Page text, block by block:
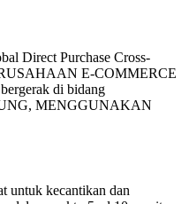
Direct Purchase Cross-
E-COMMERCE
di bidang
MENGGUNAKAN
untuk kecantikan dan